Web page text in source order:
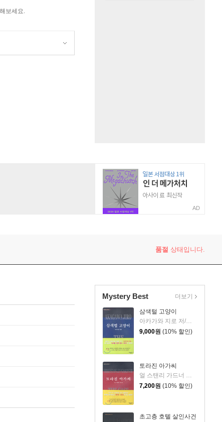
보세요.
AD
품절 상태입니다.
Mystery Best
삼색털 고양이
아카가와 지로 저/심상곤 역
9,000원 (10% 할인)
토라진 아가씨
7,200원 (10% 할인)
초고층 호텔 살인사건
더보기